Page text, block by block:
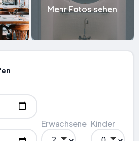
Mehr Fotos sehen
Erwachsene Kinder